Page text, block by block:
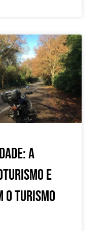
a
e
o Turismo